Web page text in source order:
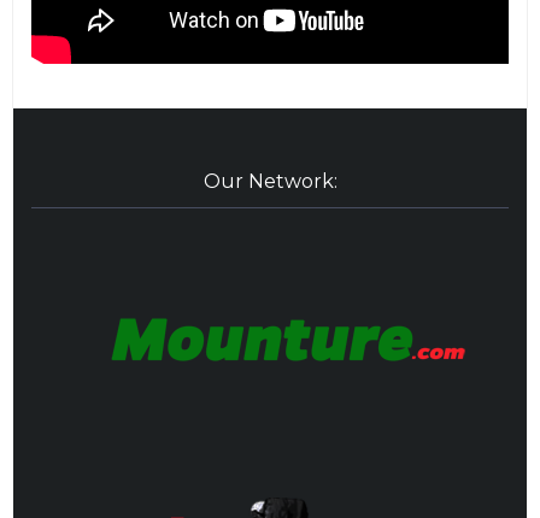
Our Network: